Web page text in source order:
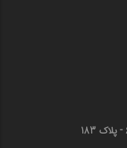
قم - خیابان انقلاب (چهارمردان)‌ - کوچه 6 - پلاک 183